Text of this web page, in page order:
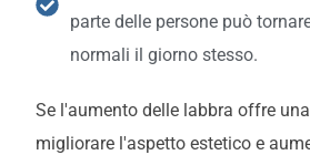
parte delle persone può
normali il giorno stesso.
Se l'aumento delle labbra offre
migliorare l'aspetto estetico e